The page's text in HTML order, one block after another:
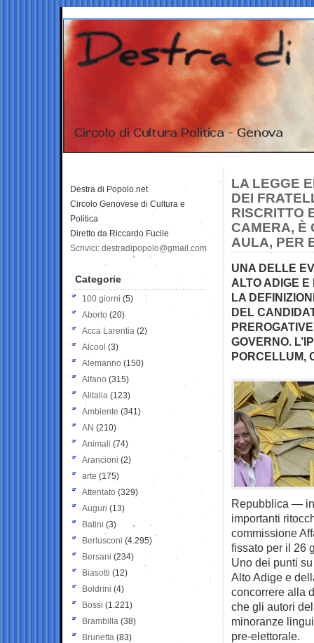
LA LEGGE
DEI
RISCRITTO
CAMERA, È
AULA, PER
UNA DELLE
ALTO ADIGE
LA
DEL
GOVERNO.
PORCELLUM,
Repubblica —
importanti
commissione
fissato per il 26
Uno dei punti
Alto Adige e
concorrere alla
che gli autori
minoranze
pre-elettorale.
Destra di Popolo.net
Circolo Genovese di Cultura e
Politica
Diretto da Riccardo Fucile
Scrivici: destradipopolo@gmail.com
Categorie
100 giorni (5)
Aborto (20)
Acca Larentia (2)
Alcool (3)
Alemanno (150)
Alfano (315)
Alitalia (123)
Ambiente (341)
AN (210)
Animali (74)
Arancioni (2)
arte (175)
Attentato (329)
Auguri (13)
Batini (3)
Berlusconi (4.295)
Bersani (234)
Biasotti (12)
Boldrini (4)
Bossi (1.221)
Brambilla (38)
Brunetta (83)